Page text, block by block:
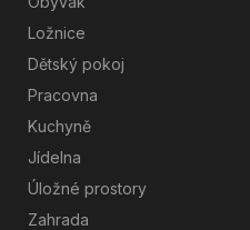
Ložnice
Dětský pokoj
Pracovna
Kuchyně
Jídelna
Úložné prostory
Zahrada